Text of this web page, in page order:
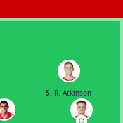
5. R. Atkinson